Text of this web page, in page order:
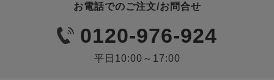
お電話でのご注文/お問合せ
0120-976-924
平日10:00～17:00